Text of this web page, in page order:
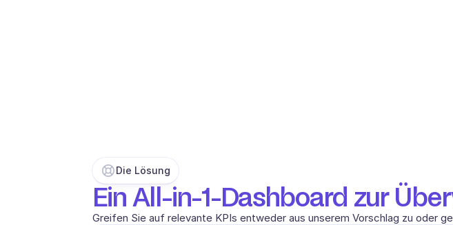
Die Lösung
Ein All-in-1-Dashboard zur
Greifen Sie auf relevante KPIs entweder aus unserem Vorschlag zu oder